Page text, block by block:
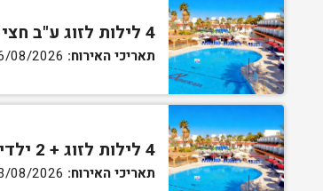
4 לילות לזוג ע"ב חצי פנסיון בחדר גן
תאריכי האירוח:
4 לילות לזוג + 2 ילדים ע"ב חצי פנסיון בחדר סופריור
תאריכי האירוח: